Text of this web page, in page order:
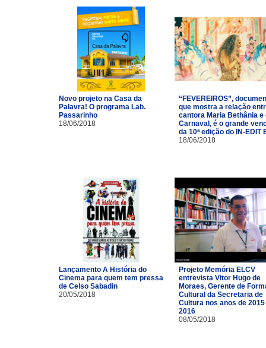
Novo projeto na Casa da
Palavra! O programa Lab.
Passarinho
18/06/2018
“FEVEREIROS”,
que mostra a relação
cantora Maria Bethânia e
Carnaval, é o grande
da 10ª edição do IN-EDIT
18/06/2018
Lançamento A História do
Cinema para quem tem pressa
de Celso Sabadin
20/05/2018
Projeto Memória ELCV
entrevista Vitor Hugo de
Moraes, Gerente de
Cultural da Secretaria de
Cultura nos anos de 2015
2016
08/05/2018